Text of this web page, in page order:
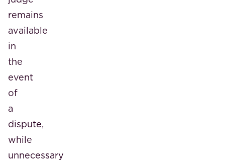
remains
available
in
the
event
of
a
dispute,
while
unnecessary